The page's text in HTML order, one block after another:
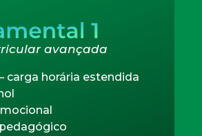
avançada
carga horária estendida